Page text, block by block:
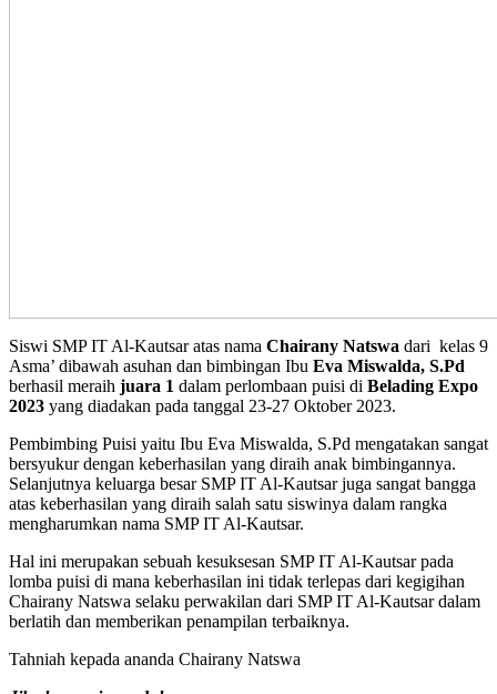
Siswi SMP IT Al-Kautsar atas nama Chairany Natswa dari kelas 9
Asma’ dibawah asuhan dan bimbingan Ibu Eva Miswalda, S.Pd
berhasil meraih juara 1 dalam perlombaan puisi di Belading Expo
2023 yang diadakan pada tanggal 23-27 Oktober 2023.
Pembimbing Puisi yaitu Ibu Eva Miswalda, S.Pd mengatakan sangat
bersyukur dengan keberhasilan yang diraih anak bimbingannya.
Selanjutnya keluarga besar SMP IT Al-Kautsar juga sangat bangga
atas keberhasilan yang diraih salah satu siswinya dalam rangka
mengharumkan nama SMP IT Al-Kautsar.
Hal ini merupakan sebuah kesuksesan SMP IT Al-Kautsar pada
lomba puisi di mana keberhasilan ini tidak terlepas dari kegigihan
Chairany Natswa selaku perwakilan dari SMP IT Al-Kautsar dalam
berlatih dan memberikan penampilan terbaiknya.
Tahniah kepada ananda Chairany Natswa